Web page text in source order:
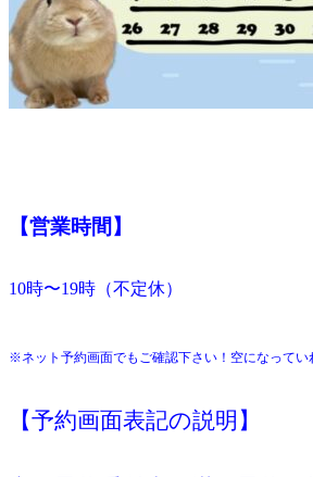
【営業時間】
10時〜19時（不定休）
※ネット予約画面でもご確認下さい！空になってい
【予約画面表記の説明】